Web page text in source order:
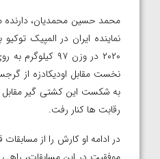
نماینده ایران در المپیک
۲۰۲۰ در وزن ۹۷
نخست مقابل اودیکادزه از
به شکست این کشتی گیر مقابل
رقابت ها کنار رفت.
در ادامه او کارش را از